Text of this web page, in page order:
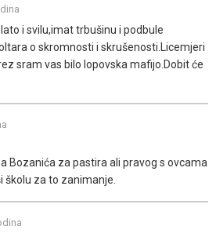
i svilu,imat trbušinu i podbule
o skromnosti i skrušenosti.Licemjeri
sram vas bilo lopovska mafijo.Dobit će
Bozanića za pastira ali pravog s ovcama
školu za to zanimanje.